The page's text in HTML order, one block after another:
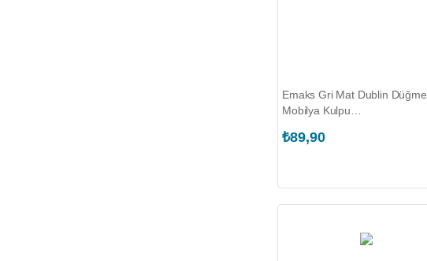
Emaks Gri Mat Dublin Düğme
Mobilya Kulpu
₺89,90